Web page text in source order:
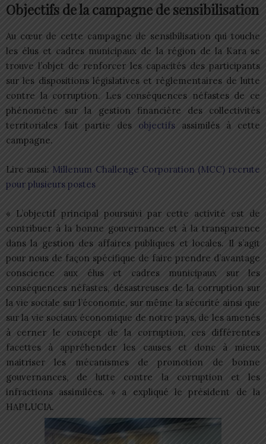
Objectifs de la campagne de sensibilisation
Au cœur de cette campagne de sensibilisation qui touche
les élus et cadres municipaux de la région de la Kara se
trouve l’objet de renforcer les capacités des participants
sur les dispositions législatives et règlementaires de lutte
contre la corruption. Les conséquences néfastes de ce
phénomène sur la gestion financière des collectivités
territoriales fait partie des objectifs assimilés à cette
campagne.
Lire aussi: Millenum Challenge Corporation (MCC) recrute
pour plusieurs postes
« L’objectif principal poursuivi par cette activité est de
contribuer à la bonne gouvernance et à la transparence
dans la gestion des affaires publiques et locales. Il s’agit
pour nous de façon spécifique de faire prendre d’avantage
conscience aux élus et cadres municipaux sur les
conséquences néfastes, désastreuses de la corruption sur
la vie sociale sur l’économie, sur même la sécurité ainsi que
sur la vie sociaux économique de notre pays, de les amenés
à cerner le concept de la corruption, ces différentes
facettes à appréhender les causes et donc à mieux
maitriser les mécanismes de promotion de bonne
gouvernances, de lutte contre la corruption et les
infractions assimilées. » a expliqué le président de la
HAPLUCIA.